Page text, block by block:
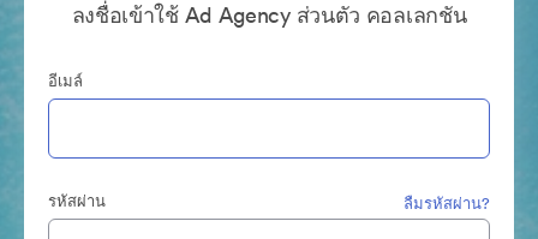
ลงชื่อเข้าใช้ Ad Agency ส่วนตัว คอลเลกชัน
อีเมล์
รหัสผ่าน ลืมรหัสผ่าน?